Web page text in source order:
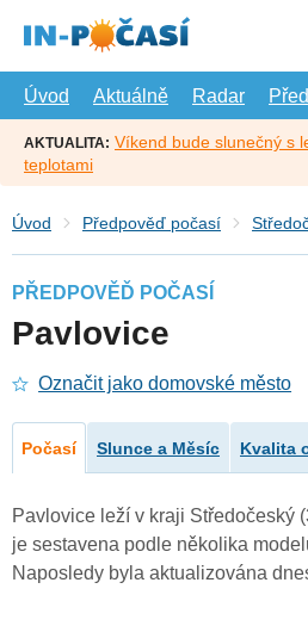
hlavní
Úvod
Aktuálně Radar
AKTUALITA: Víkend bude slunečný s
teplotami
Úvod Předpověď počasí
PŘEDPOVĚĎ POČASÍ
Pavlovice
Označit jako domovské město
Počasí Slunce a Měsíc Kvalita
Pavlovice leží v kraji Středočeský
je sestavena podle několika
Naposledy byla aktualizována